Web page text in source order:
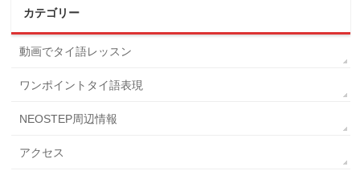
カテゴリー
動画でタイ語レッスン
ワンポイントタイ語表現
NEOSTEP周辺情報
アクセス